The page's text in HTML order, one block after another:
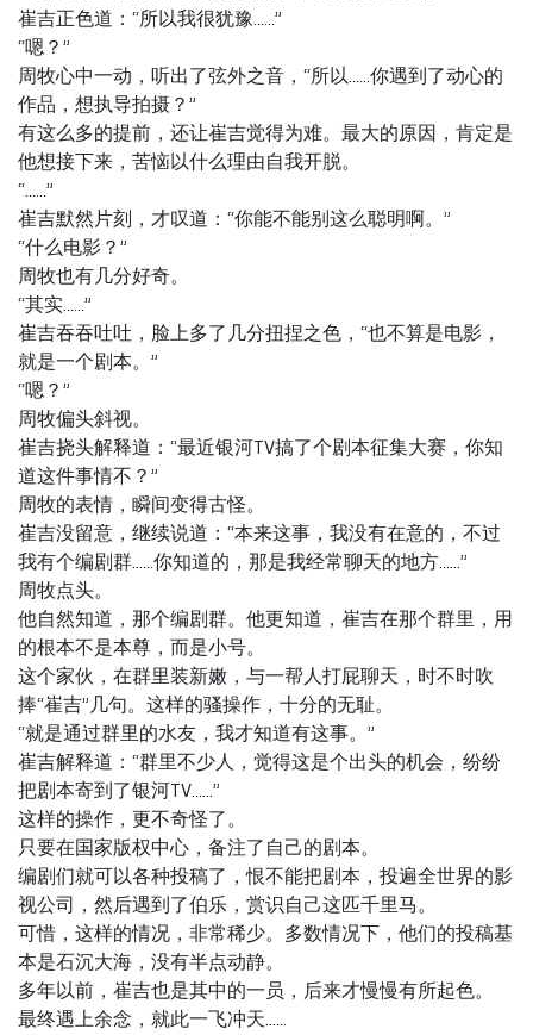
崔吉正色道：“所以我很犹豫……”
“嗯？”
周牧心中一动，听出了弦外之音，“所以……你遇到了动心的
作品，想执导拍摄？”
有这么多的提前，还让崔吉觉得为难。最大的原因，肯定是
他想接下来，苦恼以什么理由自我开脱。
“……”
崔吉默然片刻，才叹道：“你能不能别这么聪明啊。”
“什么电影？”
周牧也有几分好奇。
“其实……”
崔吉吞吞吐吐，脸上多了几分扭捏之色，“也不算是电影，
就是一个剧本。”
“嗯？”
周牧偏头斜视。
崔吉挠头解释道：“最近银河TV搞了个剧本征集大赛，你知
道这件事情不？”
周牧的表情，瞬间变得古怪。
崔吉没留意，继续说道：“本来这事，我没有在意的，不过
我有个编剧群……你知道的，那是我经常聊天的地方……”
周牧点头。
他自然知道，那个编剧群。他更知道，崔吉在那个群里，用
的根本不是本尊，而是小号。
这个家伙，在群里装新嫩，与一帮人打屁聊天，时不时吹
捧“崔吉”几句。这样的骚操作，十分的无耻。
“就是通过群里的水友，我才知道有这事。”
崔吉解释道：“群里不少人，觉得这是个出头的机会，纷纷
把剧本寄到了银河TV……”
这样的操作，更不奇怪了。
只要在国家版权中心，备注了自己的剧本。
编剧们就可以各种投稿了，恨不能把剧本，投遍全世界的影
视公司，然后遇到了伯乐，赏识自己这匹千里马。
可惜，这样的情况，非常稀少。多数情况下，他们的投稿基
本是石沉大海，没有半点动静。
多年以前，崔吉也是其中的一员，后来才慢慢有所起色。
最终遇上余念，就此一飞冲天……